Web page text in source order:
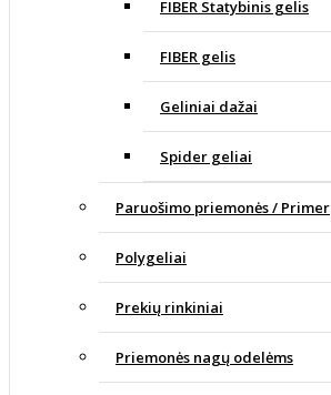
FIBER Statybinis gelis
FIBER gelis
Geliniai dažai
Spider geliai
Paruošimo priemonės / Primer
Polygeliai
Prekių rinkiniai
Priemonės nagų odelėms